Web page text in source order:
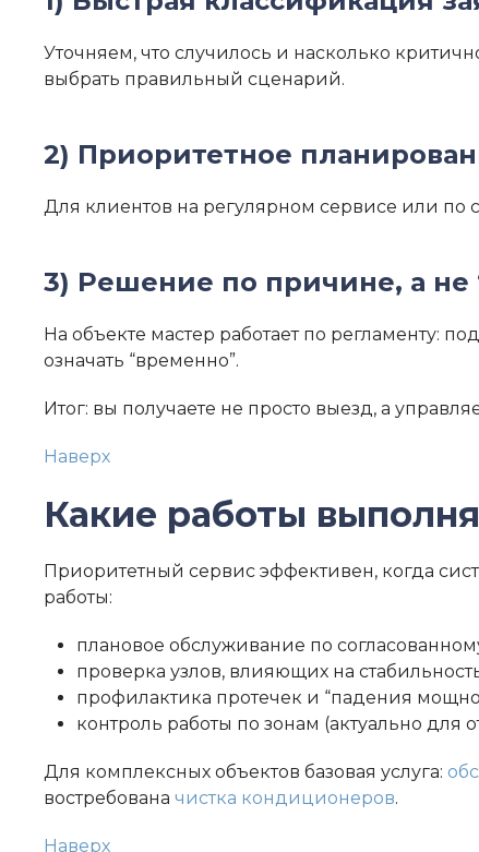
Уточняем, что случилось и насколько
выбрать правильный сценарий.
2) Приоритетное
Для клиентов на регулярном сервисе или по
3) Решение по причине, а не
На объекте мастер работает по регламенту:
означать “временно”.
Итог: вы получаете не просто выезд, а
Наверх
Какие работы
Приоритетный сервис эффективен, когда
работы:
плановое обслуживание по
проверка узлов, влияющих на
профилактика протечек и “падения
контроль работы по зонам (актуально
Для комплексных объектов базовая услуга:
востребована чистка кондиционеров.
Наверх